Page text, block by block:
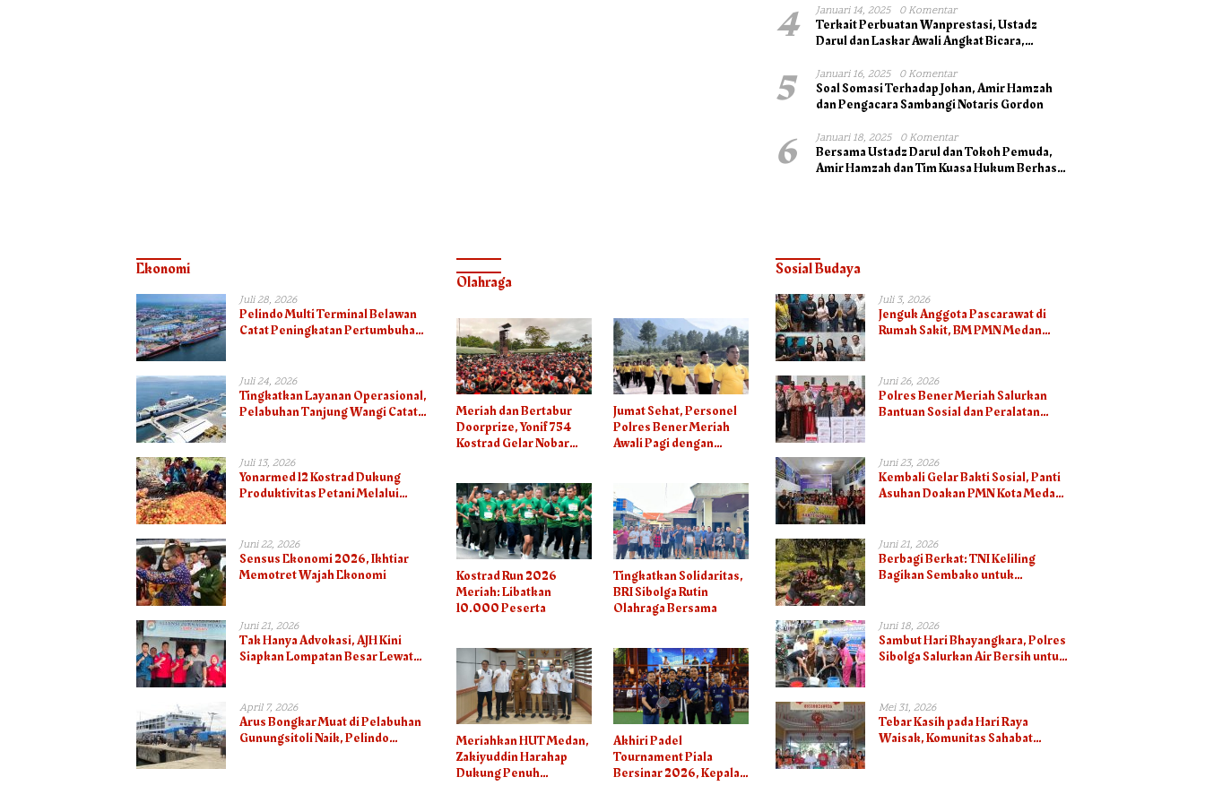
4 Januari 14, 2025 0 Komentar
Terkait Perbuatan Wanprestasi, Ustadz
Darul dan Laskar Awali Angkat Bicara,
5 Januari 16, 2025 0 Komentar
Soal Somasi Terhadap Johan, Amir Hamzah
dan Pengacara Sambangi Notaris Gordon
6 Januari 18, 2025 0 Komentar
Bersama Ustadz Darul dan Tokoh Pemuda,
Amir Hamzah dan Tim Kuasa Hukum Berhasil
Ekonomi
Juli 28, 2026
Pelindo Multi Terminal Belawan
Catat Peningkatan Pertumbuhan
Juli 24, 2026
Tingkatkan Layanan Operasional,
Pelabuhan Tanjung Wangi Catat
Juli 13, 2026
Yonarmed 12 Kostrad Dukung
Produktivitas Petani Melalui
Juni 22, 2026
Sensus Ekonomi 2026, Ikhtiar
Memotret Wajah Ekonomi
Juni 21, 2026
Tak Hanya Advokasi, AJH Kini
Siapkan Lompatan Besar Lewat
April 7, 2026
Arus Bongkar Muat di Pelabuhan
Gunungsitoli Naik, Pelindo
Olahraga
Meriah dan Bertabur
Doorprize, Yonif 754
Kostrad Gelar Nobar
Jumat Sehat, Personel
Polres Bener Meriah
Awali Pagi dengan
Kostrad Run 2026
Meriah: Libatkan
10.000 Peserta
Tingkatkan Solidaritas,
BRI Sibolga Rutin
Olahraga Bersama
Meriahkan HUT Medan,
Zakiyuddin Harahap
Dukung Penuh
Akhiri Padel
Tournament Piala
Bersinar 2026, Kepala
Sosial Budaya
Juli 3, 2026
Jenguk Anggota Pascarawat di
Rumah Sakit, BM PMN Medan
Juni 26, 2026
Polres Bener Meriah Salurkan
Bantuan Sosial dan Peralatan
Juni 23, 2026
Kembali Gelar Bakti Sosial, Panti
Asuhan Doakan PMN Kota Medan
Juni 21, 2026
Berbagi Berkat: TNI Keliling
Bagikan Sembako untuk
Juni 18, 2026
Sambut Hari Bhayangkara, Polres
Sibolga Salurkan Air Bersih untuk
Mei 31, 2026
Tebar Kasih pada Hari Raya
Waisak, Komunitas Sahabat